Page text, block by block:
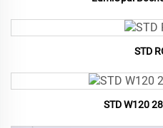
STD
STD W120